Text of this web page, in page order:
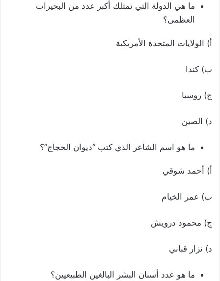
ما هي الدولة التي تمتلك أكبر عدد من البحيرات
العظمى؟
أ) الولايات المتحدة الأمريكية
ب) كندا
ج) روسيا
د) الصين
ما هو اسم الشاعر الذي كتب “ديوان الحجاج”؟
أ) أحمد شوقي
ب) عمر الخيام
ج) محمود درويش
د) نزار قباني
ما هو عدد أسنان البشر البالغين الطبيعيين؟